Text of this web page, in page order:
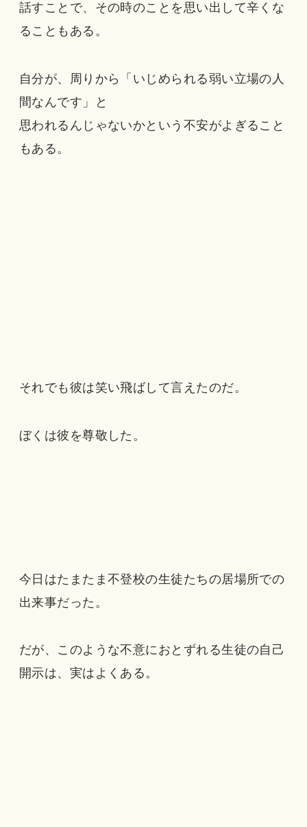
話すことで、その時のことを思い出して辛くな
ることもある。
自分が、周りから「いじめられる弱い立場の人
間なんです」と
思われるんじゃないかという不安がよぎること
もある。
それでも彼は笑い飛ばして言えたのだ。
ぼくは彼を尊敬した。
今日はたまたま不登校の生徒たちの居場所での
出来事だった。
だが、このような不意におとずれる生徒の自己
開示は、実はよくある。